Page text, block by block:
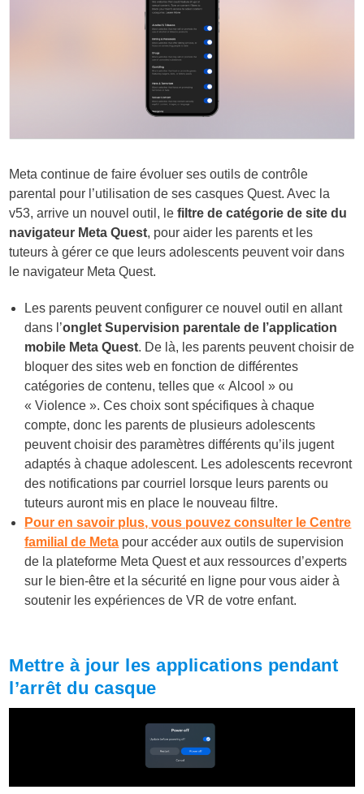
Meta continue de faire évoluer ses outils de contrôle
parental pour l’utilisation de ses casques Quest. Avec la
v53, arrive un nouvel outil, lefiltre de catégorie de site du
navigateur Meta Quest, pour aider les parents et les
tuteurs à gérer ce que leurs adolescents peuvent voir dans
le navigateur Meta Quest.
Les parents peuvent configurer ce nouvel outil en allant
dans l’onglet Supervision parentale de l’application
mobile Meta Quest. De là, les parents peuvent choisir de
bloquer des sites web en fonction de différentes
catégories de contenu, telles que « Alcool » ou
« Violence ». Ces choix sont spécifiques à chaque
compte, donc les parents de plusieurs adolescents
peuvent choisir des paramètres différents qu’ils jugent
adaptés à chaque adolescent. Les adolescents recevront
des notifications par courriel lorsque leurs parents ou
tuteurs auront mis en place le nouveau filtre.
Pour en savoir plus, vous pouvez consulter le Centre
familial de Meta pour accéder aux outils de supervision
de la plateforme Meta Quest et aux ressources d’experts
sur le bien-être et la sécurité en ligne pour vous aider à
soutenir les expériences de VR de votre enfant.
Mettre à jour les applications pendant
l’arrêt du casque